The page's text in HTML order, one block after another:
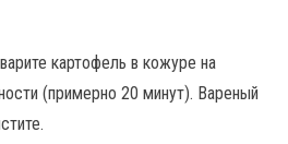
картофель в кожуре на
(примерно 20 минут). Вареный